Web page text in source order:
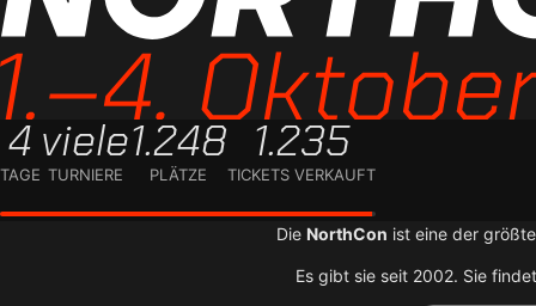
4
TAGE
viele
TURNIERE
1.248
PLÄTZE
1.235
TICKETS VERKAUFT
Die NorthCon ist eine der
Es gibt sie seit 2002. Sie